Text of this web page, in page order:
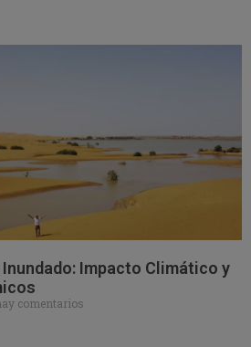
Impacto Climático y
comentarios